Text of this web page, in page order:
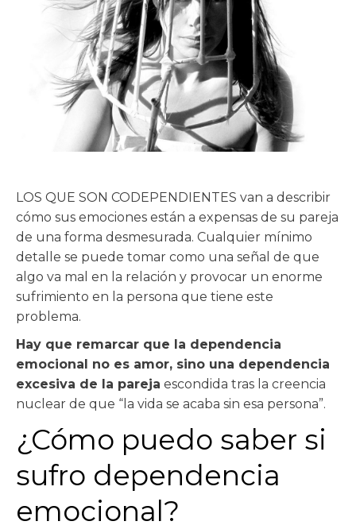
LOS QUE SON CODEPENDIENTES van a describir
cómo sus emociones están a expensas de su pareja
de una forma desmesurada. Cualquier mínimo
detalle se puede tomar como una señal de que
algo va mal en la relación y provocar un enorme
sufrimiento en la persona que tiene este
problema.
Hay que remarcar que la dependencia
emocional no es amor, sino una dependencia
excesiva de la pareja escondida tras la creencia
nuclear de que “la vida se acaba sin esa persona”.
¿Cómo puedo saber si
sufro dependencia
emocional?